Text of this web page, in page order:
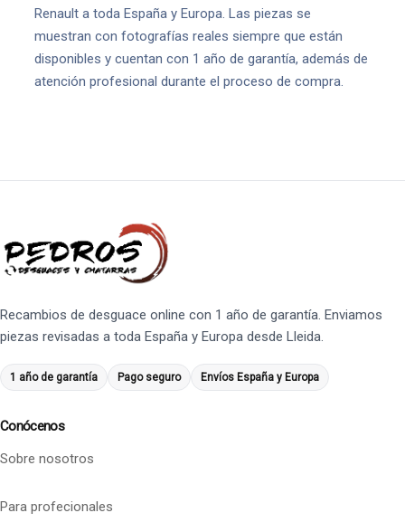
Renault a toda España y Europa. Las piezas se
muestran con fotografías reales siempre que están
disponibles y cuentan con 1 año de garantía, además de
atención profesional durante el proceso de compra.
Recambios de desguace online con 1 año de garantía. Enviamos
piezas revisadas a toda España y Europa desde Lleida.
1 año de garantía Pago seguro Envíos España y Europa
Conócenos
Sobre nosotros
Para profecionales